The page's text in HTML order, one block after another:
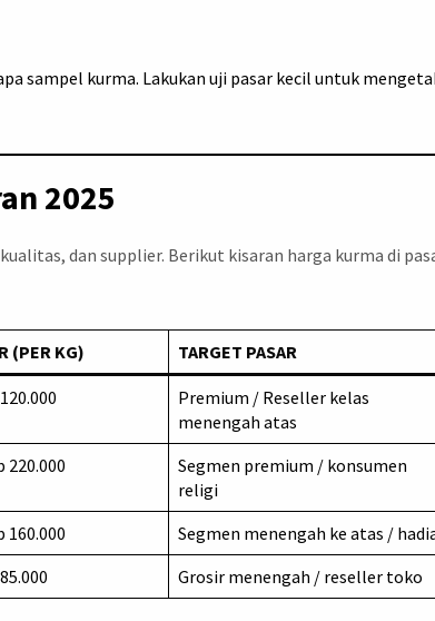
sampel kurma. Lakukan uji pasar kecil untuk
2025
dan supplier. Berikut kisaran harga kurma di
(PER KG) TARGET PASAR
Premium / Reseller kelas
menengah atas
220.000
Segmen premium / konsumen
religi
160.000
Segmen menengah ke atas /
Grosir menengah / reseller toko